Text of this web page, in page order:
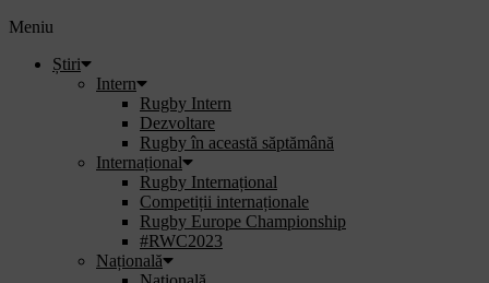
Meniu
Știri
Intern
Rugby Intern
Dezvoltare
Rugby în această săptămână
Internațional
Rugby Internațional
Competiții internaționale
Rugby Europe Championship
#RWC2023
Națională